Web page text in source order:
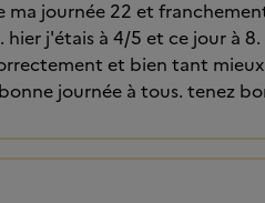
journée 22 et
hier j'étais à 4/5 et ce jour à
et bien tant
journée à tous. tenez